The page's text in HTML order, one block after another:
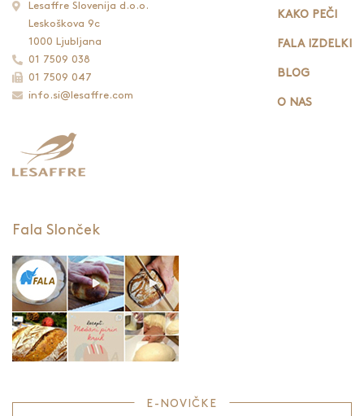
Lesaffre Slovenija d.o.o.
Leskoškova 9c
1000 Ljubljana
01 7509 038
01 7509 047
info.si@lesaffre.com
KAKO PEČI
FALA IZDELKI
BLOG
O NAS
Fala Slonček
E-NOVIČKE